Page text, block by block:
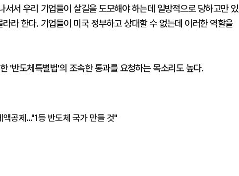
서 우리 기업들이 살길을 도모해야 하는데 일방적으로 당하고만 있
라 한다. 기업들이 미국 정부하고 상대할 수 없는데 이러한 역할을
'반도체특별법'의 조속한 통과를 요청하는 목소리도 높다.
공제…"1등 반도체 국가 만들 것"